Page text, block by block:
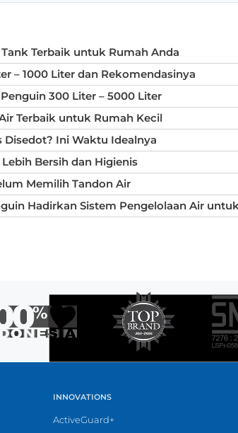
Terbaik untuk Rumah Anda
– 1000 Liter dan Rekomendasinya
300 Liter – 5000 Liter
Terbaik untuk Rumah Kecil
Disedot? Ini Waktu Idealnya
Bersih dan Higienis
Memilih Tandon Air
Hadirkan Sistem Pengelolaan Air
INNOVATIONS
ActiveGuard+